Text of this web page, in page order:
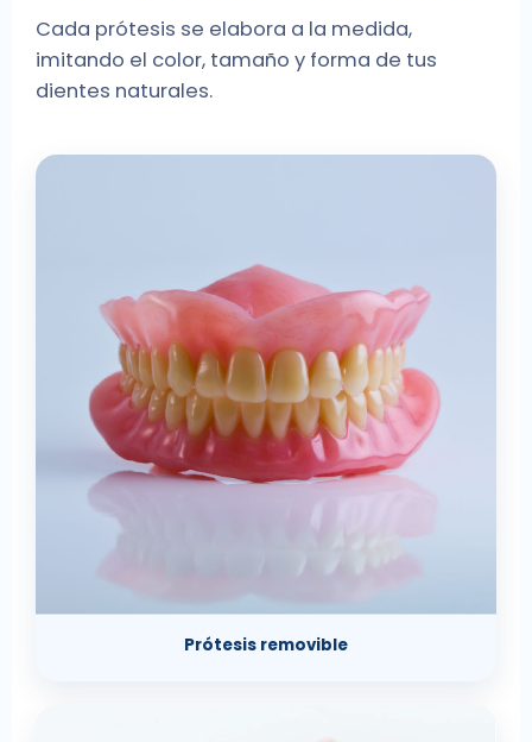
Cada prótesis se elabora a la medida,
imitando el color, tamaño y forma de tus
dientes naturales.
Prótesis removible